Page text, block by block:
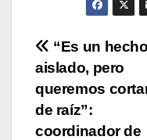
de
entradas
“Es un hecho
aislado, pero
queremos
de raíz”:
coordinador de